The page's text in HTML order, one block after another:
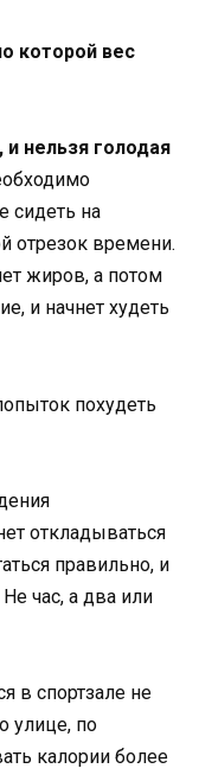
которой вес
нельзя голодая
сидеть на
отрезок времени.
жиров, а потом
и начнет худеть
откладываться
правильно, и
час, а два или
в спортзале не
улице, по
калории более